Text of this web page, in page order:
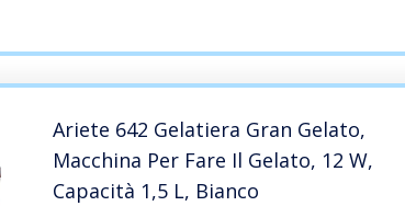
Ariete 642 Gelatiera Gran Gelato,
Macchina Per Fare Il Gelato, 12 W,
Capacità 1,5 L, Bianco